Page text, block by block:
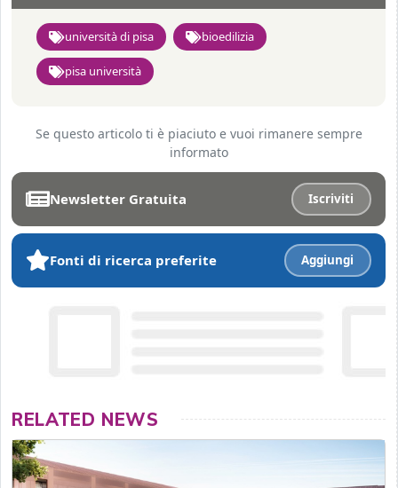
università di pisa bioedilizia
pisa università
Se questo articolo ti è piaciuto e vuoi rimanere sempre
informato
Newsletter Gratuita Iscriviti
Fonti di ricerca preferite Aggiungi
RELATED NEWS